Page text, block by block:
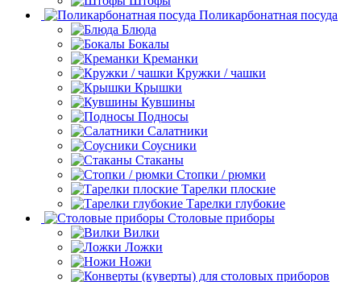
Поликарбонатная посуда
Блюда
Бокалы
Креманки
Кружки / чашки
Крышки
Кувшины
Подносы
Салатники
Соусники
Стаканы
Стопки / рюмки
Тарелки плоские
Тарелки глубокие
Столовые приборы
Вилки
Ложки
Ножи